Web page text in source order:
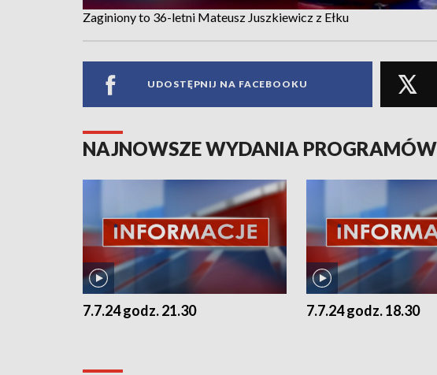
Zaginiony to 36-letni Mateusz Juszkiewicz z Ełku
UDOSTĘPNIJ NA FACEBOOKU
NAJNOWSZE WYDANIA PROGRAMÓW
7.7.24 godz. 21.30 7.7.24 godz. 18.30